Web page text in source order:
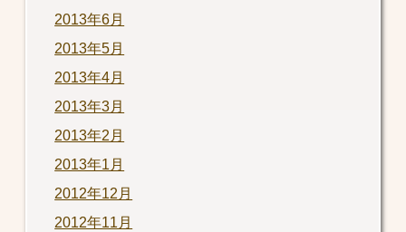
2013年6月
2013年5月
2013年4月
2013年3月
2013年2月
2013年1月
2012年12月
2012年11月